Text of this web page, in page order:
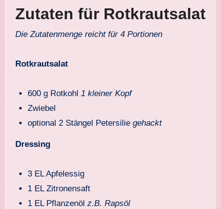
Zutaten für Rotkrautsalat
Die Zutatenmenge reicht für 4 Portionen
Rotkrautsalat
600 g Rotkohl1 kleiner Kopf
Zwiebel
optional 2 Stängel Petersiliegehackt
Dressing
3 EL Apfelessig
1 EL Zitronensaft
1 EL Pflanzenöl z.B. Rapsöl